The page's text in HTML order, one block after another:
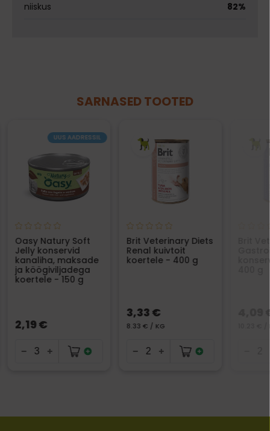
niiskus
82%
SARNASED TOOTED
UUS AADRESSIL
Oasy Natury Soft
Jelly konservid
kanaliha, maksade
ja köögiviljadega
koertele - 150 g
2,19 €
Brit Veterinary Diets
Renal kuivtoit
koertele - 400 g
3,33 €
8.33 € / KG
4,09